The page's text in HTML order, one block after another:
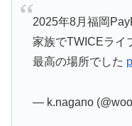
2025年8月福岡
家族でTWICEライ
最高の場所でした
— k.nagano